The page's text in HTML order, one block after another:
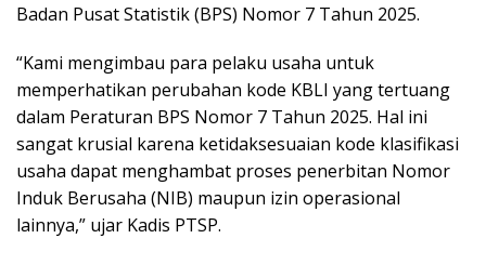
Badan Pusat Statistik (BPS) Nomor 7 Tahun 2025.
“Kami mengimbau para pelaku usaha untuk
memperhatikan perubahan kode KBLI yang tertuang
dalam Peraturan BPS Nomor 7 Tahun 2025. Hal ini
sangat krusial karena ketidaksesuaian kode klasifikasi
usaha dapat menghambat proses penerbitan Nomor
Induk Berusaha (NIB) maupun izin operasional
lainnya,” ujar Kadis PTSP.